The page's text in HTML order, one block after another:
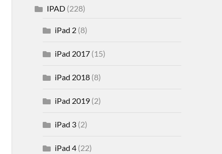
IPAD(228)
iPad 2(8)
iPad 2017(15)
iPad 2018(8)
iPad 2019(2)
iPad 3(2)
iPad 4(22)